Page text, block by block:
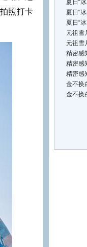
照打卡
夏日“
夏日“
夏日“
元祖雪
元祖雪
精密感
精密感
精密感
金不换
金不换